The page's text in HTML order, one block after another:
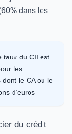
dans les
taux du CII est
les
dont le CA ou le
d’euros
du crédit